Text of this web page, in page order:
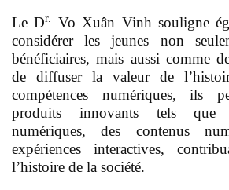
Le Dr.
Vo Xuân Vinh souligne
considérer les jeunes non
bénéficiaires, mais aussi comme
de diffuser la valeur de
compétences numériques, ils
produits innovants tels que
numériques, des contenus
expériences interactives,
l’histoire de la société.